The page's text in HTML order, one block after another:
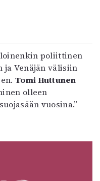
poliittinen
ja Venäjän välisiin
Tomi Huttunen
olleen
vuosina.”